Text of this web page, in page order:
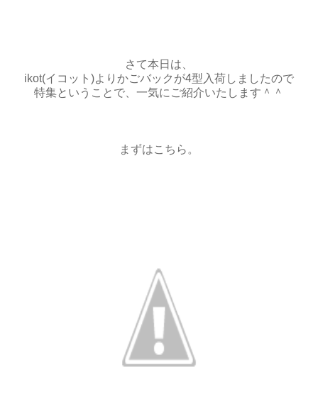
さて本日は、
ikot(イコット)よりかごバックが4型入荷しましたので
特集ということで、一気にご紹介いたします＾＾
まずはこちら。